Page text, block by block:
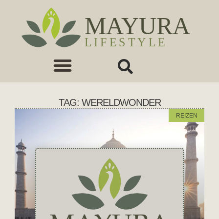
TAG: WERELDWONDER
REIZEN